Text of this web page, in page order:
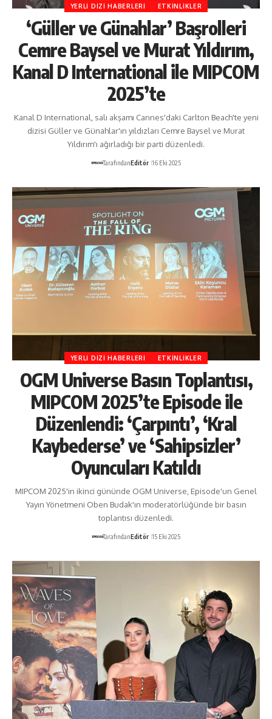
YERLI DIZI HABERLERI ETKINLIKLER
‘Güller ve Günahlar’ Başrolleri
Cemre Baysel ve Murat Yıldırım,
Kanal D International ile MIPCOM
2025’te
Kanal D International, salı akşamı Cannes'daki Carlton Beach'te yeni
dizisi Güller ve Günahlar'ın yıldızları Cemre Baysel ve Murat
Yıldırım'ı ağırladığı bir parti düzenledi.
TarafındanEditör 16 Eki 2025
YERLI DIZI HABERLERI ETKINLIKLER
OGM Universe Basın Toplantısı,
MIPCOM 2025’te Episode ile
Düzenlendi: ‘Çarpıntı’, ‘Kral
Kaybederse’ ve ‘Sahipsizler’
Oyuncuları Katıldı
MIPCOM 2025'in ikinci gününde OGM Universe, Episode'un Genel
Yayın Yönetmeni Oben Budak'ın moderatörlüğünde bir basın
toplantısı düzenledi.
TarafındanEditör 15 Eki 2025